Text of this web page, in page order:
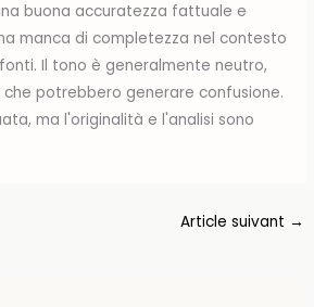
buona accuratezza fattuale e
manca di completezza nel contesto
Il tono è generalmente neutro,
potrebbero generare confusione.
ma l'originalità e l'analisi sono
Article suivant →